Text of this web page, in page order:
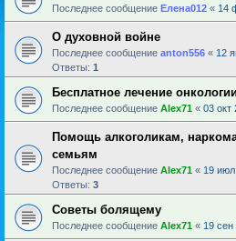
Последнее сообщение Елена012 « 14
О духовной войне
Последнее сообщение anton556 « 12
Ответы: 1
Бесплатное лечение онкологии
Последнее сообщение Alex71 « 03 окт
Помощь алкоголикам,
семьям
Последнее сообщение Alex71 « 19 июл
Ответы: 3
Советы болящему
Последнее сообщение Alex71 « 19 сен